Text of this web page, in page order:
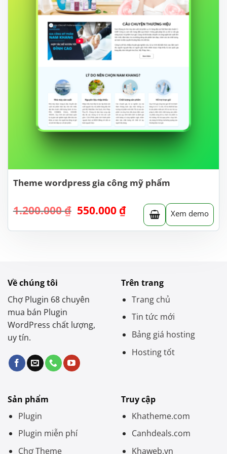
Theme wordpress gia công mỹ phẩm
1.200.000₫ Giá
là:
550.000 ₫Giá
hiện
tại
Xem demo
Về chúng tôi
Chợ Plugin 68 chuyên
mua bán Plugin
WordPress chất lượng,
uy tín.
Trên trang
Trang chủ
Tin tức mới
Bảng giá hosting
Hosting tốt
Sản phẩm
Plugin
Plugin miễn phí
Chợ Theme
Truy cập
Khatheme.com
Canhdeals.com
Khaweb.vn